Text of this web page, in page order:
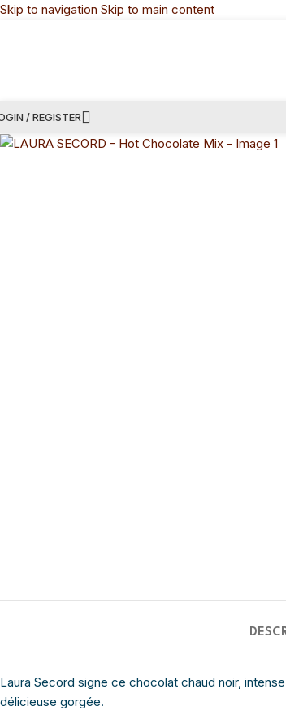
Skip to navigation Skip to main content
/ REGISTER
Laura Secord signe ce chocolat chaud noir,
délicieuse gorgée.